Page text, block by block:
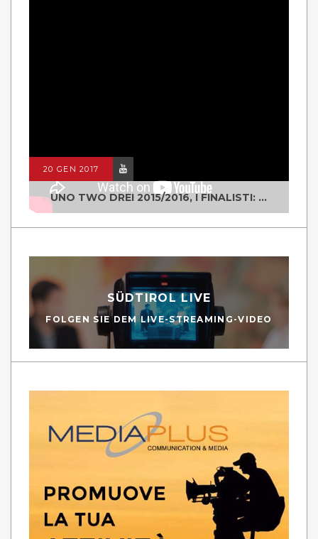
20 GEN 2017
UNO TWO DREI 2015/2016, I FINALISTI: CLASSE IV ALS ISTITUTO "DEGASPERI" BORGO VALSUGANA
SÜDTIROL LIVE
FOLGEN SIE DEM LIVE-STREAMING-VIDEO